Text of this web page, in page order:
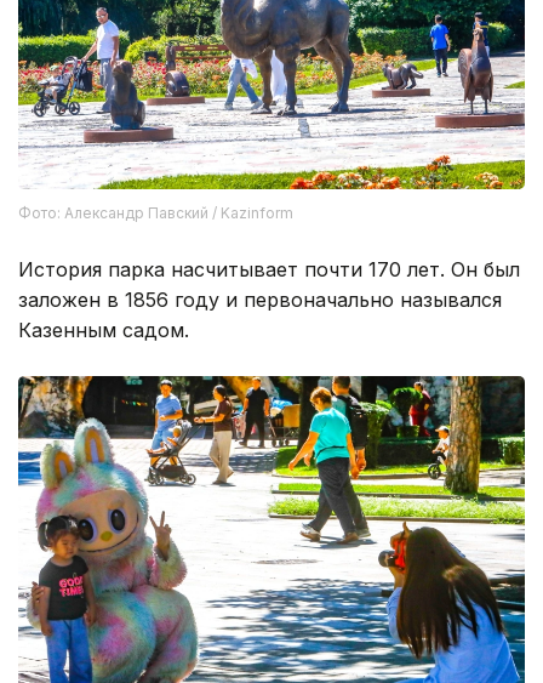
Фото: Александр Павский / Kazinform
История парка насчитывает почти 170 лет. Он был
заложен в 1856 году и первоначально назывался
Казенным садом.